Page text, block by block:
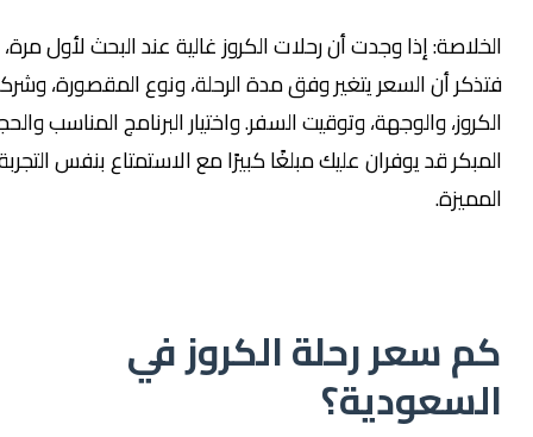
الخلاصة: إذا وجدت أن رحلات الكروز غالية عند البحث لأول مرة،
فتذكر أن السعر يتغير وفق مدة الرحلة، ونوع المقصورة، وشركة
الكروز، والوجهة، وتوقيت السفر. واختيار البرنامج المناسب والحجز
المبكر قد يوفران عليك مبلغًا كبيرًا مع الاستمتاع بنفس التجربة
المميزة.
كم سعر رحلة الكروز في
السعودية؟